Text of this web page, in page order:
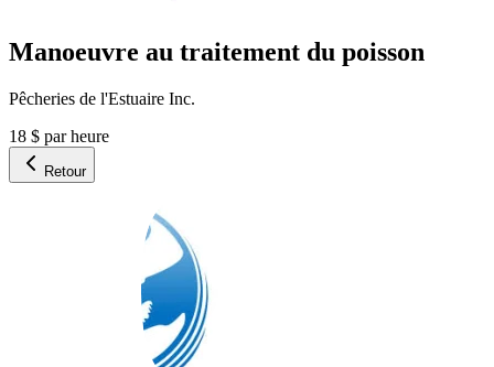
Manoeuvre au traitement du poisson
Pêcheries de l'Estuaire Inc.
18 $ par heure
Retour